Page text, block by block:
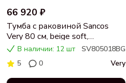
66 920 ₽
Тумба с раковиной Sancos
Very 80 см, beige soft,
столешница бежевая,
раковина CN5018
В наличии: 12 шт
SV805018BG
5
0 Very